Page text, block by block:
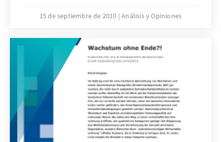
Deutschland die Ereignisse des Jahres
Zusammenwachsen der beiden Teile des
wiedervereinigten Deutschland heute
bewertet? Wie groß ist die Zufriedenheit mit
dem politischen und sozialen System der
Bundesrepublik? Welche
Zukunftserwartungen habendie Menschen?
15 de septiembre de 2010 Análisis y Opiniones